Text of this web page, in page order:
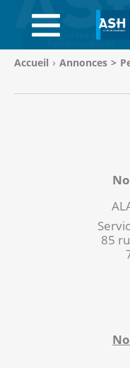
ACCUEIL
CONNEXION
Notre site
Vous
:
Accueil Annonces >
85